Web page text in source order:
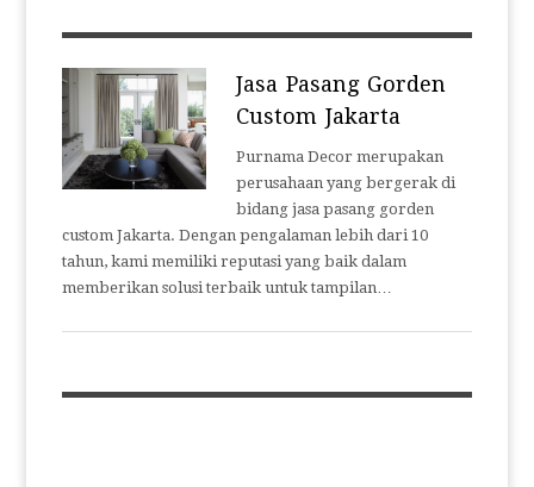
Jasa Pasang Gorden
Custom Jakarta
Purnama Decor merupakan
perusahaan yang bergerak di
bidang jasa pasang gorden
custom Jakarta. Dengan pengalaman lebih dari 10
tahun, kami memiliki reputasi yang baik dalam
memberikan solusi terbaik untuk tampilan…